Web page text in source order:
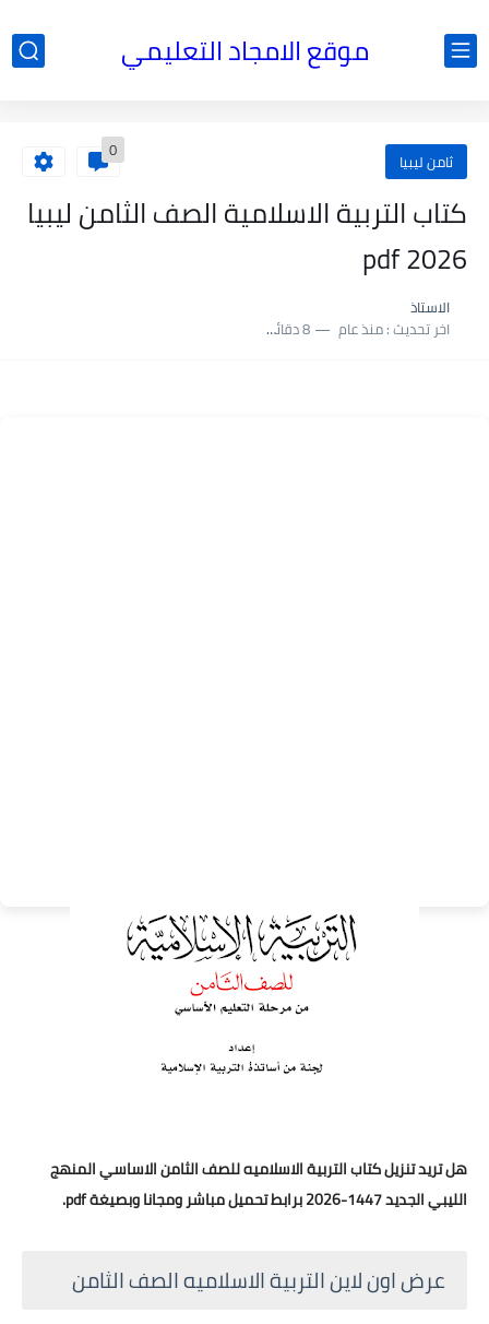
موقع الامجاد التعليمي
ثامن ليبيا 0
كتاب التربية الاسلامية الصف الثامن ليبيا
pdf 2026
الاستاذ
اخر تحديث :منذ عام 8 دقائق للقراءة
هل تريد تنزيل كتاب التربية الاسلاميه للصف الثامن الاساسي المنهج
الليبي الجديد 1447-2026 برابط تحميل مباشر ومجانا وبصيغة pdf.
عرض اون لاين التربية الاسلاميه الصف الثامن